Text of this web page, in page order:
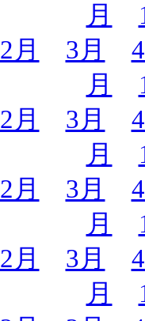
月
2月 3月
月
2月 3月
月
2月 3月
月
2月 3月
月